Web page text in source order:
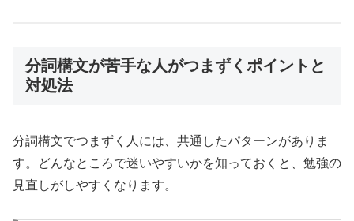
分詞構文が苦手な人がつまずくポイントと
対処法
分詞構文でつまずく人には、共通したパターンがありま
す。どんなところで迷いやすいかを知っておくと、勉強の
見直しがしやすくなります。